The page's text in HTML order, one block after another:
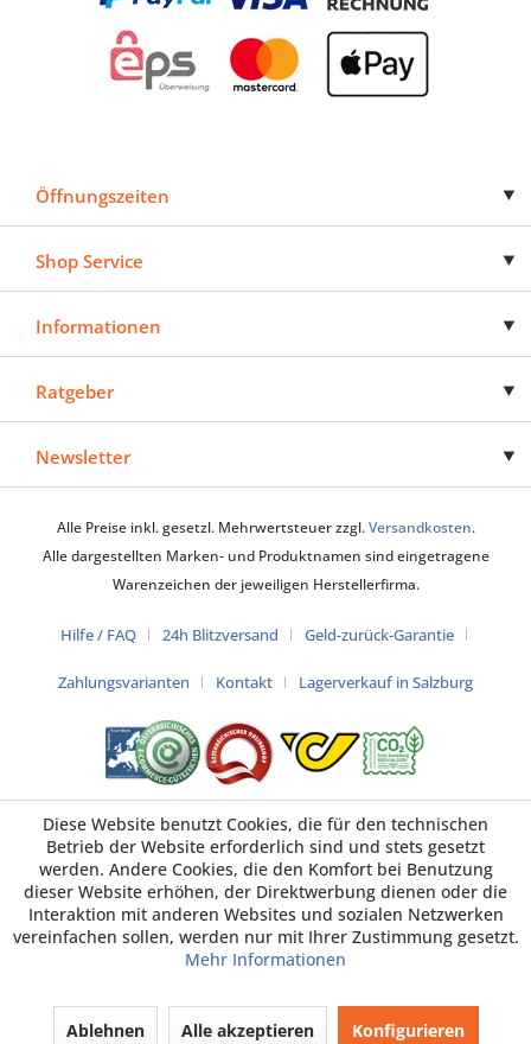
Öffnungszeiten
Shop Service
Informationen
Ratgeber
Newsletter
Alle Preise inkl. gesetzl. Mehrwertsteuer zzgl.Versandkosten.
Alle dargestellten Marken- und Produktnamen sind eingetragene
Warenzeichen der jeweiligen Herstellerfirma.
Hilfe / FAQ 24h Blitzversand Geld-zurück-Garantie
Zahlungsvarianten Kontakt Lagerverkauf in Salzburg
Diese Website benutzt Cookies, die für den technischen
Betrieb der Website erforderlich sind und stets gesetzt
werden. Andere Cookies, die den Komfort bei Benutzung
dieser Website erhöhen, der Direktwerbung dienen oder die
Interaktion mit anderen Websites und sozialen Netzwerken
vereinfachen sollen, werden nur mit Ihrer Zustimmung gesetzt.
Mehr Informationen
Ablehnen Alle akzeptieren Konfigurieren